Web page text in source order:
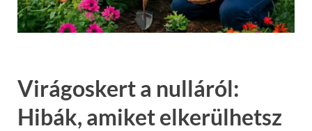
Virágoskert a nulláról:
Hibák, amiket elkerülhetsz